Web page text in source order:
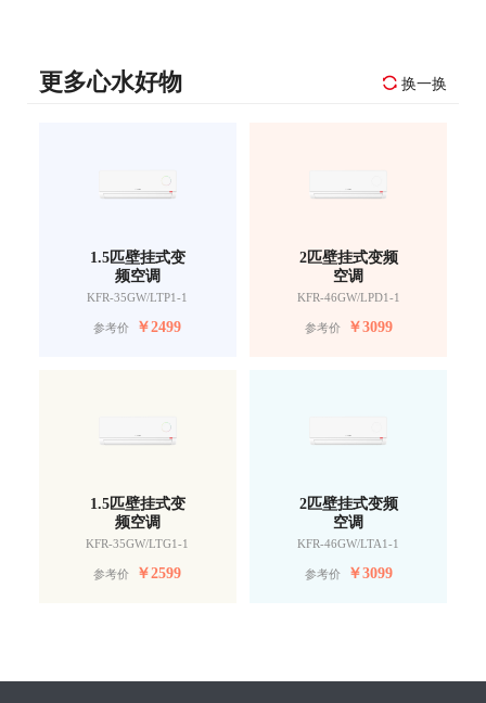
更多心水好物 换一换
1.5匹壁挂式变
频空调
KFR-35GW/LTP1-1
参考价 ￥2499
2匹壁挂式变频
空调
KFR-46GW/LPD1-1
参考价 ￥3099
1.5匹壁挂式变
频空调
KFR-35GW/LTG1-1
参考价 ￥2599
2匹壁挂式变频
空调
KFR-46GW/LTA1-1
参考价 ￥3099